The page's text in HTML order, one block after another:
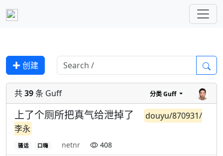
✚ 创建
共39条 Guff 分类Guff
上了个厕所把真气给泄掉了
douyu/870931/
李永
骚话 口嗨 netnr 408